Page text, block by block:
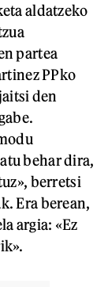
aldatzeko
partea
PPko
den
behar dira,
berretsi
Era berean,
argia: «Ez